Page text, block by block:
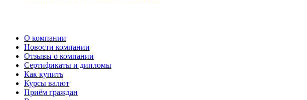
О компании
Новости компании
Отзывы о компании
Сертификаты и дипломы
Как купить
Курсы валют
Приём граждан